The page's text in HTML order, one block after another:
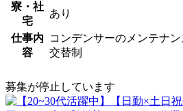
寮・社
宅
あり
仕事内
容
コンデンサーのメンテナ
交替制
募集が停止しています